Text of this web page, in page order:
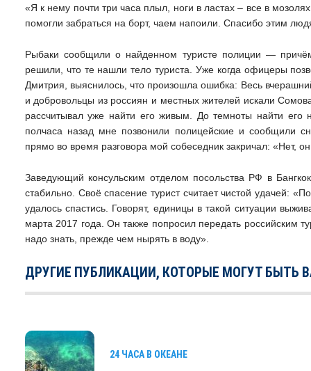
«Я к нему почти три часа плыл, ноги в ластах – все в
помогли забраться на борт, чаем напоили. Спасибо этим
Рыбаки сообщили о найденном туристе полиции —
решили, что те нашли тело туриста. Уже когда офицеры
Дмитрия, выяснилось, что произошла ошибка: Весь
и добровольцы из россиян и местных жителей искали
рассчитывал уже найти его живым. До темноты найти его
полчаса назад мне позвонили полицейские и сообщили
прямо во время разговора мой собеседник закричал: «Нет,
Заведующий консульским отделом посольства РФ в
стабильно. Своё спасение турист считает чистой удачей:
удалось спастись. Говорят, единицы в такой ситуации
марта 2017 года. Он также попросил передать российским
надо знать, прежде чем нырять в воду».
ДРУГИЕ ПУБЛИКАЦИИ, КОТОРЫЕ МОГУТ БЫТЬ
24 ЧАСА В ОКЕАНЕ